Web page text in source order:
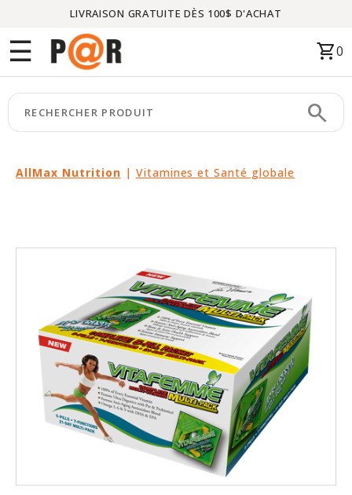
LIVRAISON GRATUITE DÈS 100$ D'ACHAT
☰ shopping_cart0
search
AllMax Nutrition | Vitamines et Santé globale
Menu
CATÉGORIES
keyboard_arrow_right
MARQUES
keyboard_arrow_right
VEDETTE
LIQUIDATION
PARTENAIRES
ÉVÉNEMENTS
PROPOS